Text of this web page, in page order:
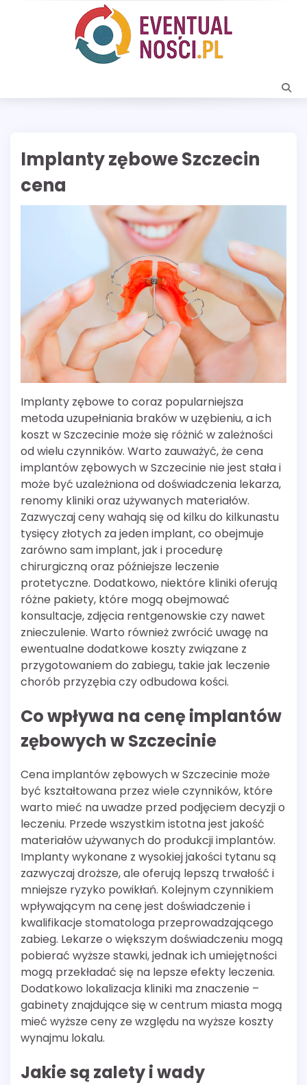
Implanty zębowe Szczecin
cena
Implanty zębowe to coraz popularniejsza
metoda uzupełniania braków w uzębieniu, a ich
koszt w Szczecinie może się różnić w zależności
od wielu czynników. Warto zauważyć, że cena
implantów zębowych w Szczecinie nie jest stała i
może być uzależniona od doświadczenia lekarza,
renomy kliniki oraz używanych materiałów.
Zazwyczaj ceny wahają się od kilku do kilkunastu
tysięcy złotych za jeden implant, co obejmuje
zarówno sam implant, jak i procedurę
chirurgiczną oraz późniejsze leczenie
protetyczne. Dodatkowo, niektóre kliniki oferują
różne pakiety, które mogą obejmować
konsultacje, zdjęcia rentgenowskie czy nawet
znieczulenie. Warto również zwrócić uwagę na
ewentualne dodatkowe koszty związane z
przygotowaniem do zabiegu, takie jak leczenie
chorób przyzębia czy odbudowa kości.
Co wpływa na cenę implantów
zębowych w Szczecinie
Cena implantów zębowych w Szczecinie może
być kształtowana przez wiele czynników, które
warto mieć na uwadze przed podjęciem decyzji o
leczeniu. Przede wszystkim istotna jest jakość
materiałów używanych do produkcji implantów.
Implanty wykonane z wysokiej jakości tytanu są
zazwyczaj droższe, ale oferują lepszą trwałość i
mniejsze ryzyko powikłań. Kolejnym czynnikiem
wpływającym na cenę jest doświadczenie i
kwalifikacje stomatologa przeprowadzającego
zabieg. Lekarze o większym doświadczeniu mogą
pobierać wyższe stawki, jednak ich umiejętności
mogą przekładać się na lepsze efekty leczenia.
Dodatkowo lokalizacja kliniki ma znaczenie –
gabinety znajdujące się w centrum miasta mogą
mieć wyższe ceny ze względu na wyższe koszty
wynajmu lokalu.
Jakie są zalety i wady